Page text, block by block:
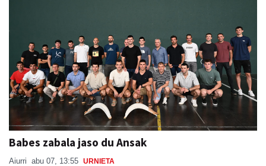
Babes zabala jaso du Ansak
Aiurri abu 07, 13:55 URNIETA